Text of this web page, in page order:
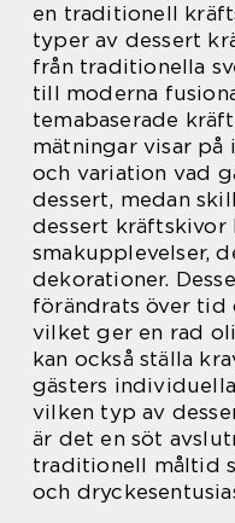
en traditionell
typer av dessert
från traditionella
till moderna
temabaserade
mätningar visar
och variation vad
dessert, medan
dessert kräftskivor
smakupplevelser,
dekorationer.
förändrats över tid
vilket ger en rad
kan också ställa
gästers
vilken typ av
är det en söt
traditionell måltid
och